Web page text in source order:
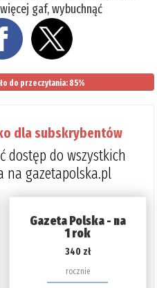
gaf, wybuchnąć
do przeczytania: 85%
dla subskrybentów
dostęp do wszystkich
na gazetapolska.pl
Gazeta Polska - na
1 rok
340 zł
rocznie